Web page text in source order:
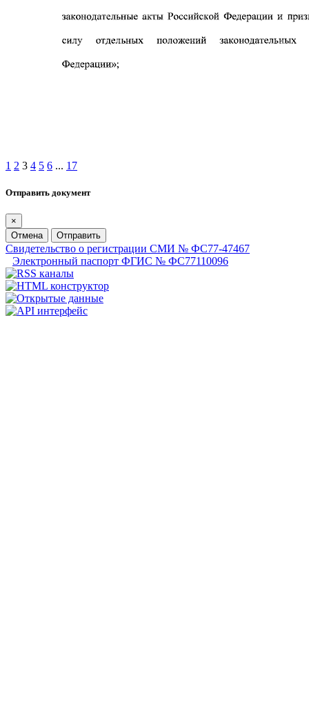
1 2 3 4 5 6 ... 17
Отправить документ
×
Отмена
Отправить
Свидетельство о регистрации СМИ № ФС77-47467
Электронный паспорт ФГИС № ФС77110096